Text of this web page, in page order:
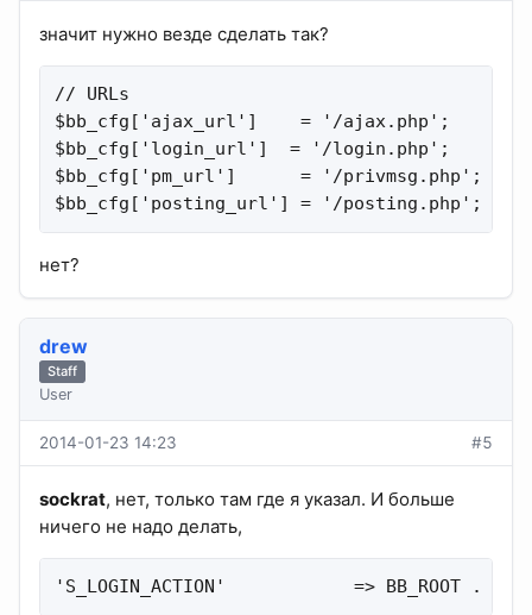
значит нужно везде сделать так?
// URLs
$bb_cfg['ajax_url']    = '/ajax.php';    #
$bb_cfg['login_url']  = '/login.php';    #
$bb_cfg['pm_url']      = '/privmsg.php';  #
$bb_cfg['posting_url'] = '/posting.php';  #
нет?
drew
Staff
User
2014-01-23 14:23 #5
sockrat, нет, только там где я указал. И больше
ничего не надо делать,
'S_LOGIN_ACTION'            => BB_ROOT .